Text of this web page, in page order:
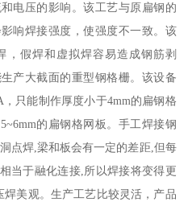
电压的影响。该工艺与原扁钢的
响焊接强度，使强度不一致。该
，假焊和虚拟焊容易造成钢筋剥
产大截面的重型钢格栅。该设备
只能制作厚度小于4mm的扁钢格
的扁钢格网板。手工焊接钢
点焊,梁和板会有一定的差距,但每
当于融化连接,所以焊接将变得更
美观。生产工艺比较灵活，产品